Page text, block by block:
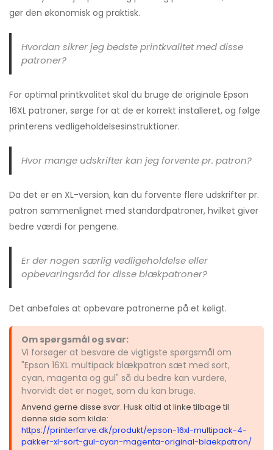
gør den økonomisk og praktisk.
Hvordan sikrer jeg bedste printkvalitet med disse
patroner?
For optimal printkvalitet skal du bruge de originale Epson
16XL patroner, sørge for at de er korrekt installeret, og følge
printerens vedligeholdelsesinstruktioner.
Hvor mange udskrifter kan jeg forvente pr. patron?
Da det er en XL-version, kan du forvente flere udskrifter pr.
patron sammenlignet med standardpatroner, hvilket giver
bedre værdi for pengene.
Er der nogen særlig vedligeholdelse eller
opbevaringsråd for disse blækpatroner?
Det anbefales at opbevare patronerne på et køligt.
Om spørgsmål og svar:
Vi forsøger at besvare de vigtigste spørgsmål om
"Epson 16XL multipack blækpatron sæt med sort,
cyan, magenta og gul" så du bedre kan vurdere,
hvorvidt det er noget, som du kan bruge.
Anvend gerne disse svar. Husk altid at linke tilbage til
denne side som kilde:
https://printerfarve.dk/produkt/epson-16xl-multipack-4-
pakker-xl-sort-gul-cyan-magenta-original-blaekpatron/